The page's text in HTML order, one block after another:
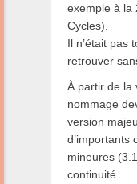
exemple à la
Cycles).
Il n’était pas
retrouver
À partir de la
nommage
version
d’importants
mineures
continuité.